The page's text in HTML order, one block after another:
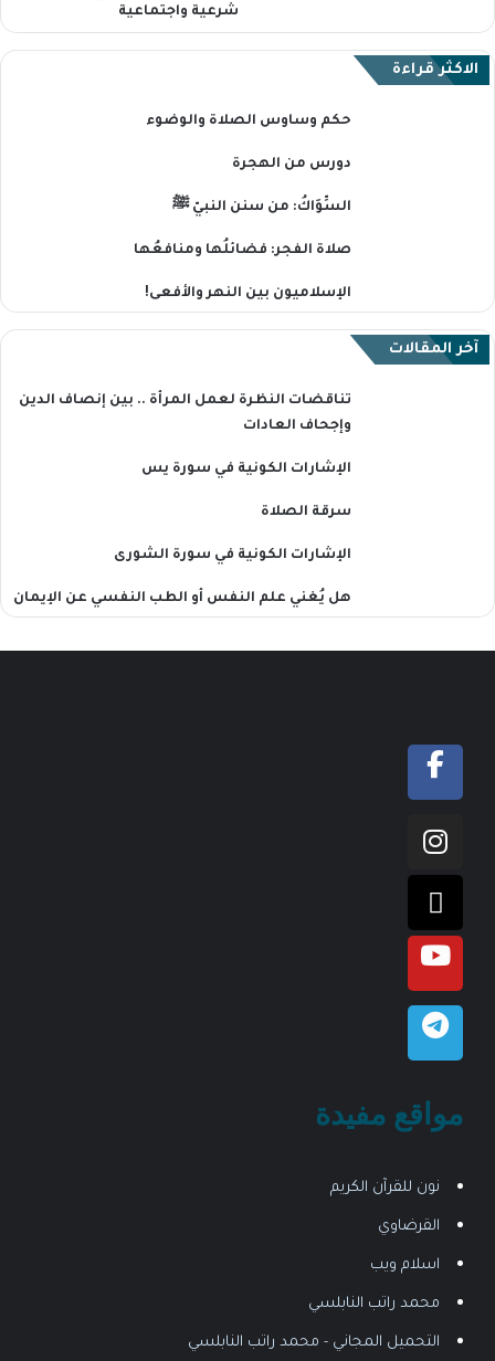
شرعية واجتماعية
الاكثر قراءة
حكم وساوس الصلاة والوضوء
دورس من الهجرة
السِّوَاكُ: من سنن النبيّ ﷺ
صلاة الفجر: فضائلُها ومنافعُها
الإسلاميون بين النهر والأفعى!
آخر المقالات
تناقضات النظرة لعمل المرأة .. بين إنصاف الدين
وإجحاف العادات
الإشارات الكونية في سورة يس
سرقة الصلاة
الإشارات الكونية في سورة الشورى
هل يُغني علم النفس أو الطب النفسي عن الإيمان
مواقع مفيدة
نون للقرآن الكريم
القرضاوي
اسلام ويب
محمد راتب النابلسي
التحميل المجاني - محمد راتب النابلسي